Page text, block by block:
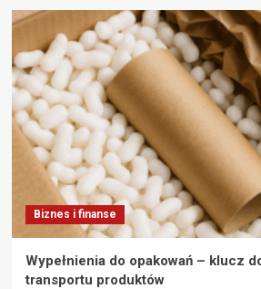
Biznes i finanse
Wypełnienia do opakowań – klucz
transportu produktów